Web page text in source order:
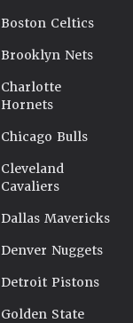
Boston Celtics
Brooklyn Nets
Charlotte
Hornets
Chicago Bulls
Cleveland
Cavaliers
Dallas Mavericks
Denver Nuggets
Detroit Pistons
Golden State